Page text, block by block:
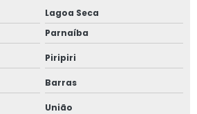
Lagoa Seca
Parnaíba
Piripiri
Barras
União